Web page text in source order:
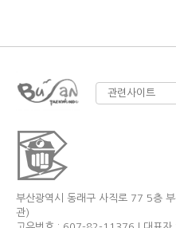
부산광역시 동래구 사직로 77 5층
관)